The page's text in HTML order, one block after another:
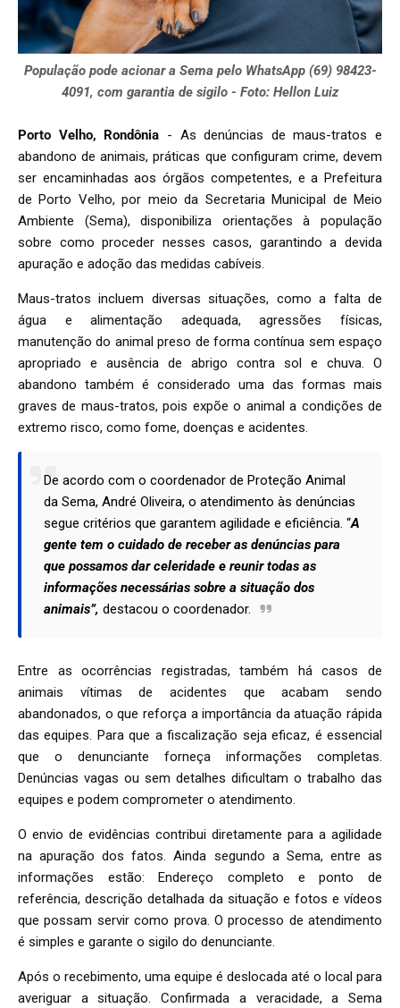
População pode acionar a Sema pelo WhatsApp (69) 98423-
4091, com garantia de sigilo - Foto: Hellon Luiz
Porto Velho, Rondônia - As denúncias de maus-tratos e
abandono de animais, práticas que configuram crime, devem
ser encaminhadas aos órgãos competentes, e a Prefeitura
de Porto Velho, por meio da Secretaria Municipal de Meio
Ambiente (Sema), disponibiliza orientações à população
sobre como proceder nesses casos, garantindo a devida
apuração e adoção das medidas cabíveis.
Maus-tratos incluem diversas situações, como a falta de
água e alimentação adequada, agressões físicas,
manutenção do animal preso de forma contínua sem espaço
apropriado e ausência de abrigo contra sol e chuva. O
abandono também é considerado uma das formas mais
graves de maus-tratos, pois expõe o animal a condições de
extremo risco, como fome, doenças e acidentes.
De acordo com o coordenador de Proteção Animal
da Sema, André Oliveira, o atendimento às denúncias
segue critérios que garantem agilidade e eficiência. “A
gente tem o cuidado de receber as denúncias para
que possamos dar celeridade e reunir todas as
informações necessárias sobre a situação dos
animais”, destacou o coordenador.
Entre as ocorrências registradas, também há casos de
animais vítimas de acidentes que acabam sendo
abandonados, o que reforça a importância da atuação rápida
das equipes. Para que a fiscalização seja eficaz, é essencial
que o denunciante forneça informações completas.
Denúncias vagas ou sem detalhes dificultam o trabalho das
equipes e podem comprometer o atendimento.
O envio de evidências contribui diretamente para a agilidade
na apuração dos fatos. Ainda segundo a Sema, entre as
informações estão: Endereço completo e ponto de
referência, descrição detalhada da situação e fotos e vídeos
que possam servir como prova. O processo de atendimento
é simples e garante o sigilo do denunciante.
Após o recebimento, uma equipe é deslocada até o local para
averiguar a situação. Confirmada a veracidade, a Sema